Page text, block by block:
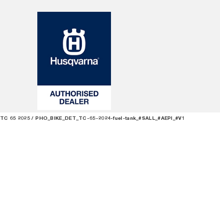
TC 65 2025 PHO_BIKE_DET_TC-65-2024-fuel-tank_#SALL_#AEPI_#V1